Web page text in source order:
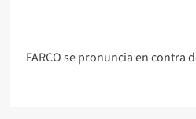
de
FARCO se pronuncia en contra